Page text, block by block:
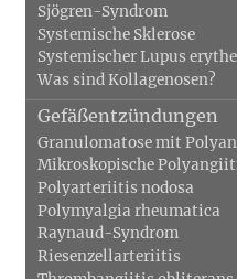
Sjögren-Syndrom
Systemische Sklerose
Systemischer Lupus
Was sind Kollagenosen?
Gefäßentzündungen
Granulomatose mit
Mikroskopische
Polyarteriitis nodosa
Polymyalgia rheumatica
Raynaud-Syndrom
Riesenzellarteriitis